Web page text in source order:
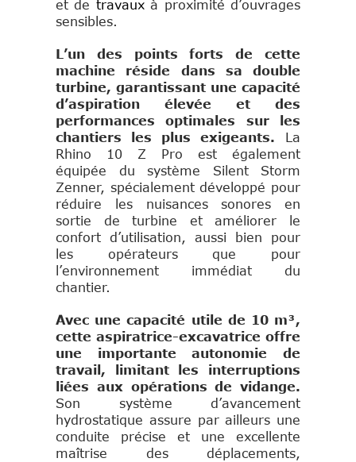
et de travauxà proximité d’ouvrages
sensibles.
L’un des points forts de cette
machine réside dans sa double
turbine, garantissant une capacité
d’aspiration élevée et des
performances optimales sur les
chantiers les plus exigeants. La
Rhino 10 Z Pro est également
équipée du système Silent Storm
Zenner, spécialement développé pour
réduire les nuisances sonores en
sortie de turbine et améliorer le
confort d’utilisation, aussi bien pour
les opérateurs que pour
l’environnement immédiat du
chantier.
Avec une capacité utile de 10 m³,
cette aspiratrice-excavatrice offre
une importante autonomie de
travail, limitant les interruptions
liées aux opérations de vidange.
Son système d’avancement
hydrostatique assure par ailleurs une
conduite précise et une excellente
maîtrise des déplacements,